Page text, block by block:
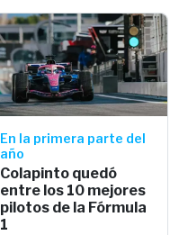
En la primera parte del
año
Colapinto quedó
entre los 10 mejores
pilotos de la Fórmula
1